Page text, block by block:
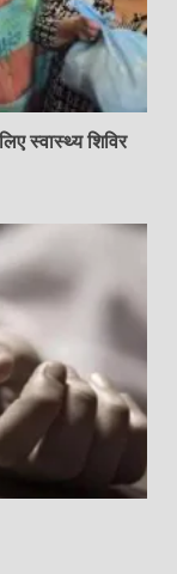
स्वास्थ्य शिविर